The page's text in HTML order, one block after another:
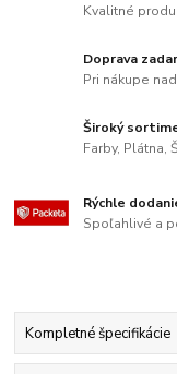
Kvalitné
Doprava
Pri nákupe
Široký
Farby, Plátna,
Rýchle
Spoľahlivé a
Kompletné špecifikácie